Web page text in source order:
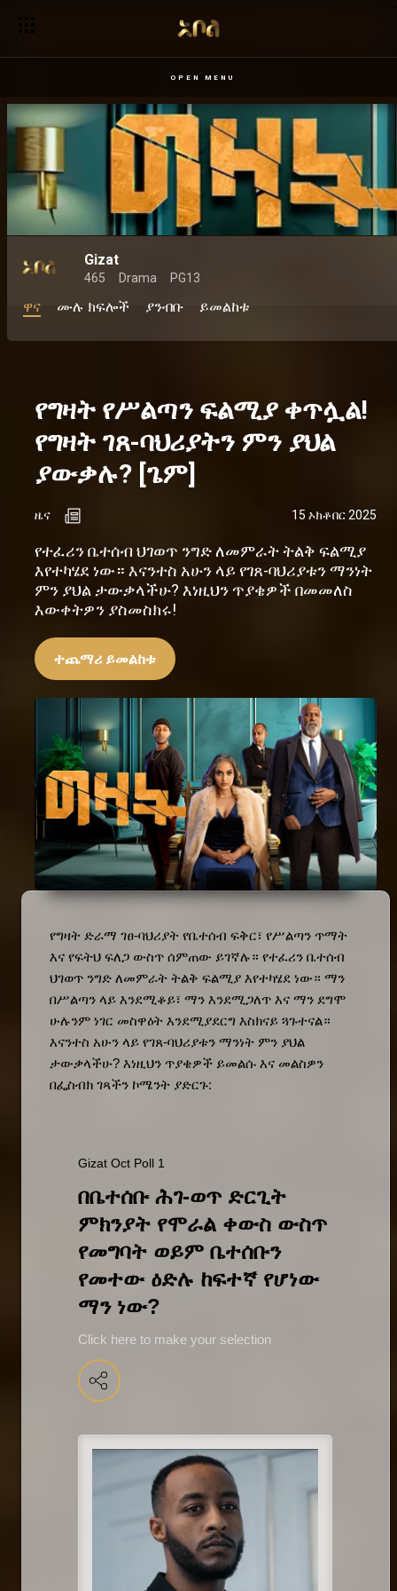
OPEN MENU
Gizat
465 Drama PG13
ዋና ሙሉ ክፍሎች ያንብቡ ይመልከቱ
የግዛት የሥልጣን ፍልሚያ ቀጥሏል!
የግዛት ገጸ-ባህሪያትን ምን ያህል
ያውቃሉ? [ጌም]
ዜና 15 ኦክቶበር 2025
የተፈሪን ቤተሰብ ህገወጥ ንግድ ለመምራት ትልቅ ፍልሚያ
እየተካሄደ ነው። እናንተስ አሁን ላይ የገጸ-ባህሪያቱን ማንነት
ምን ያህል ታውቃላችሁ? እነዚህን ጥያቄዎች በመመለስ
እውቀትዎን ያስመስክሩ!
ተጨማሪ ይመልከቱ
የግዛት ድራማ ገፀ-ባህሪያት የቤተሰብ ፍቅር፣ የሥልጣን ጥማት
እና የፍትህ ፍለጋ ውስጥ ሰምጠው ይገኛሉ። የተፈሪን ቤተሰብ
ህገወጥ ንግድ ለመምራት ትልቅ ፍልሚያ እየተካሄደ ነው። ማን
በሥልጣን ላይ እንደሚቆይ፣ ማን እንደሚጋለጥ እና ማን ደግሞ
ሁሉንም ነገር መስዋዕት እንደሚያደርግ እስክናይ ጓጉተናል።
እናንተስ አሁን ላይ የገጸ-ባህሪያቱን ማንነት ምን ያህል
ታውቃላችሁ? እነዚህን ጥያቄዎች ይመልሱ እና መልስዎን
በፌስብክ ገጻችን ኮሜንት ያድርጉ:
Gizat Oct Poll 1
በቤተሰቡ ሕገ-ወጥ ድርጊት
ምክንያት የሞራል ቀውስ ውስጥ
የመግባት ወይም ቤተሰቡን
የመተው ዕድሉ ከፍተኛ የሆነው
ማን ነው?
Click here to make your selection